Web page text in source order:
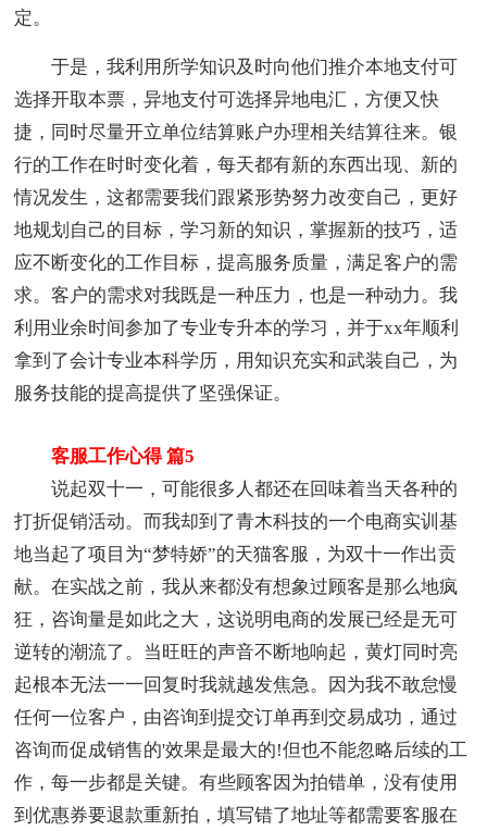
定。
于是，我利用所学知识及时向他们推介本地支付可
选择开取本票，异地支付可选择异地电汇，方便又快
捷，同时尽量开立单位结算账户办理相关结算往来。银
行的工作在时时变化着，每天都有新的东西出现、新的
情况发生，这都需要我们跟紧形势努力改变自己，更好
地规划自己的目标，学习新的知识，掌握新的技巧，适
应不断变化的工作目标，提高服务质量，满足客户的需
求。客户的需求对我既是一种压力，也是一种动力。我
利用业余时间参加了专业专升本的学习，并于xx年顺利
拿到了会计专业本科学历，用知识充实和武装自己，为
服务技能的提高提供了坚强保证。
客服工作心得 篇5
说起双十一，可能很多人都还在回味着当天各种的
打折促销活动。而我却到了青木科技的一个电商实训基
地当起了项目为“梦特娇”的天猫客服，为双十一作出贡
献。在实战之前，我从来都没有想象过顾客是那么地疯
狂，咨询量是如此之大，这说明电商的发展已经是无可
逆转的潮流了。当旺旺的声音不断地响起，黄灯同时亮
起根本无法一一回复时我就越发焦急。因为我不敢怠慢
任何一位客户，由咨询到提交订单再到交易成功，通过
咨询而促成销售的'效果是最大的!但也不能忽略后续的工
作，每一步都是关键。有些顾客因为拍错单，没有使用
到优惠券要退款重新拍，填写错了地址等都需要客服在